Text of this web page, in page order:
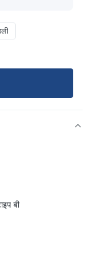
बी